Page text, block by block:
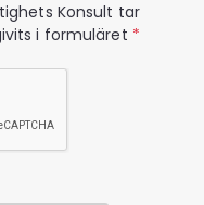
Konsult tar
i formuläret *